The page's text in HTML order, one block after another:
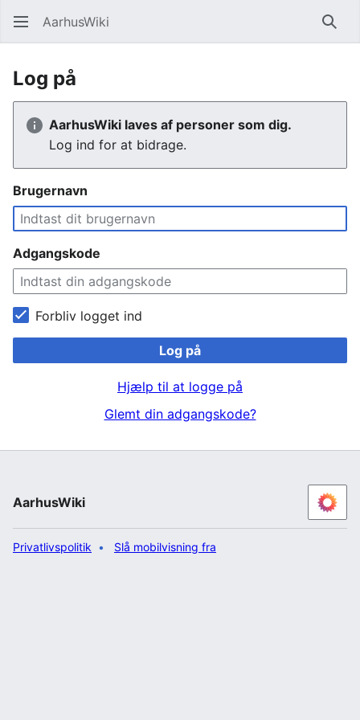
AarhusWiki Søg
Log på
AarhusWiki laves af personer som dig.
Log ind for at bidrage.
Brugernavn
Adgangskode
Forbliv logget ind
Log på
Hjælp til at logge på
Glemt din adgangskode?
AarhusWiki
Privatlivspolitik Slå mobilvisning fra